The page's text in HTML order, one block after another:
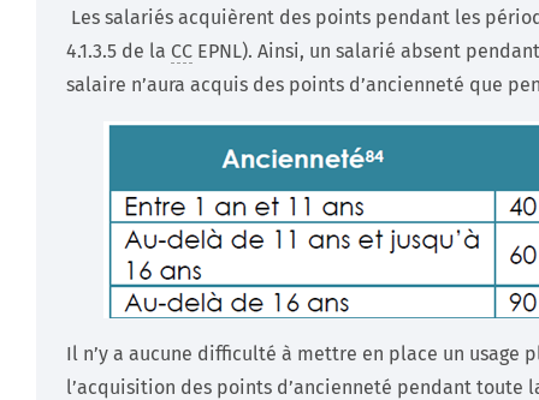
Les salariés acquièrent des points pendant les
4.1.3.5 de la CC EPNL). Ainsi, un salarié absent
salaire n’aura acquis des points d’ancienneté que
Il n’y a aucune difficulté à mettre en place un usage
l’acquisition des points d’ancienneté pendant toute